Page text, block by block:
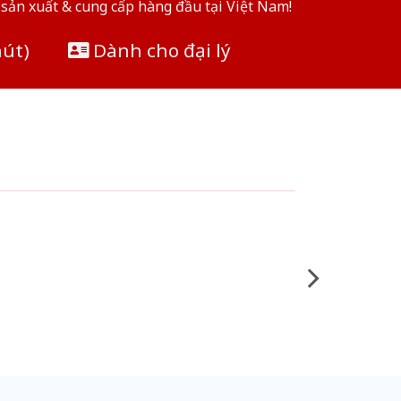
xuất & cung cấp hàng đầu tại Việt Nam!
Dành cho đại lý